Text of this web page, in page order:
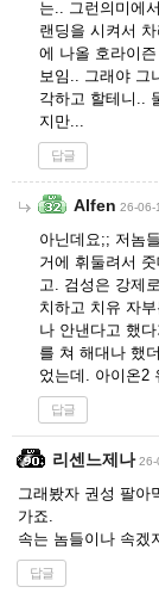
는.. 그런의미에
랜딩을 시켜서
에 나올 호라이
보임.. 그래야 그
각하고 할테니..
지만...
답글
Alfen 26-06-
아닌데요;; 저놈
거에 휘둘려서
고. 검성은 강제
치하고 치유 자
나 안낸다고 했
를 쳐 해대나 했
었는데. 아이온2
답글
리센느제나 26-
그래봤자 권성 팔아
가죠.
속는 놈들이나 속겠
답글